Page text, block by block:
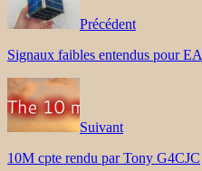
Précédent
Signaux faibles entendus pour
Suivant
10M cpte rendu par Tony G4CJC